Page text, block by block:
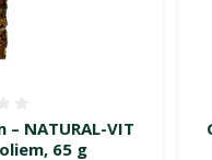
NATURAL-VIT
65 g